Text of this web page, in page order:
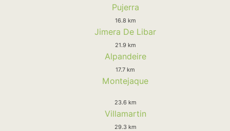
Pujerra
16.8 km
Jimera De Libar
21.9 km
Alpandeire
17.7 km
Montejaque
23.6 km
Villamartin
29.3 km